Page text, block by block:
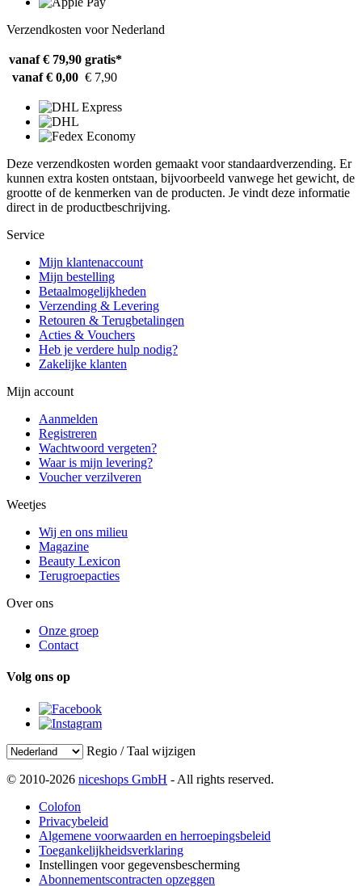
Verzendkosten voor Nederland
vanaf € 79,90 gratis*
vanaf € 0,00 € 7,90
Deze verzendkosten worden gemaakt voor standaardverzending. Er
kunnen extra kosten ontstaan, bijvoorbeeld vanwege het gewicht, de
grootte of de kenmerken van de producten. Je vindt deze informatie
direct in de productbeschrijving.
Service
Mijn klantenaccount
Mijn bestelling
Betaalmogelijkheden
Verzending & Levering
Retouren & Terugbetalingen
Acties & Vouchers
Heb je verdere hulp nodig?
Zakelijke klanten
Mijn account
Aanmelden
Registreren
Wachtwoord vergeten?
Waar is mijn levering?
Voucher verzilveren
Weetjes
Wij en ons milieu
Magazine
Beauty Lexicon
Terugroepacties
Over ons
Onze groep
Contact
Volg ons op
Regio / Taal wijzigen
© 2010-2026 niceshops GmbH - All rights reserved.
Colofon
Privacybeleid
Algemene voorwaarden en herroepingsbeleid
Toegankelijkheidsverklaring
Instellingen voor gegevensbescherming
Abonnementscontracten opzeggen